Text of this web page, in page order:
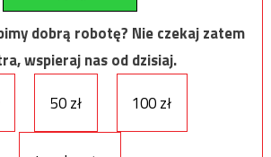
dobrą robotę? Nie czekaj zatem
wspieraj nas od dzisiaj.
50 zł 100 zł